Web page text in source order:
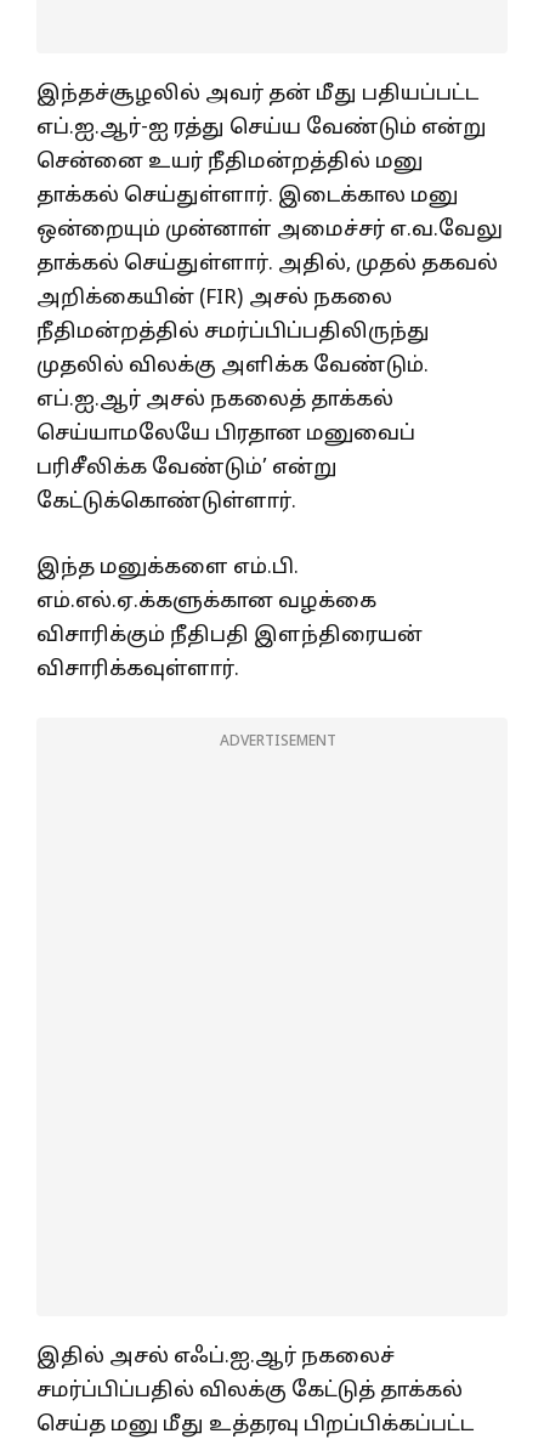
இந்தச்சூழலில் அவர் தன் மீது பதியப்பட்ட
எப்.ஐ.ஆர்-ஐ ரத்து செய்ய வேண்டும் என்று
சென்னை உயர் நீதிமன்றத்தில் மனு
தாக்கல் செய்துள்ளார். இடைக்கால மனு
ஒன்றையும் முன்னாள் அமைச்சர் எ.வ.வேலு
தாக்கல் செய்துள்ளார். அதில், முதல் தகவல்
அறிக்கையின் (FIR) அசல் நகலை
நீதிமன்றத்தில் சமர்ப்பிப்பதிலிருந்து
முதலில் விலக்கு அளிக்க வேண்டும்.
எப்.ஐ.ஆர் அசல் நகலைத் தாக்கல்
செய்யாமலேயே பிரதான மனுவைப்
பரிசீலிக்க வேண்டும்’ என்று
கேட்டுக்கொண்டுள்ளார்.
இந்த மனுக்களை எம்.பி.
எம்.எல்.ஏ.க்களுக்கான வழக்கை
விசாரிக்கும் நீதிபதி இளந்திரையன்
விசாரிக்கவுள்ளார்.
ADVERTISEMENT
இதில் அசல் எஃப்.ஐ.ஆர் நகலைச்
சமர்ப்பிப்பதில் விலக்கு கேட்டுத் தாக்கல்
செய்த மனு மீது உத்தரவு பிறப்பிக்கப்பட்ட